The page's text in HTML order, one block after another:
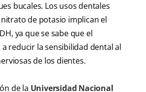
bucales. Los usos dentales
de potasio implican el
ya que se sabe que el
reducir la sensibilidad dental al
de los dientes.
de la Universidad Nacional